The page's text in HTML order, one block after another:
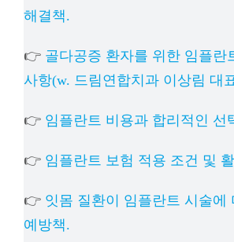
해결책.
👉 골다공증 환자를 위한 임플란
사항(w. 드림연합치과 이상림 대
👉 임플란트 비용과 합리적인 선
👉 임플란트 보험 적용 조건 및
👉 잇몸 질환이 임플란트 시술에
예방책.